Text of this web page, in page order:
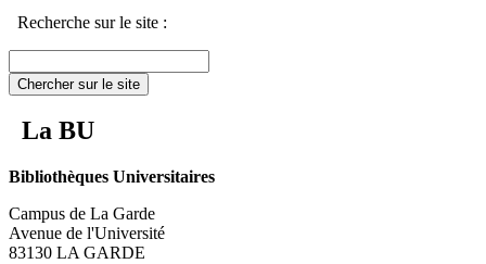
Recherche sur le site :
Chercher sur le site
La BU
Bibliothèques Universitaires
Campus de La Garde
Avenue de l'Université
83130 LA GARDE